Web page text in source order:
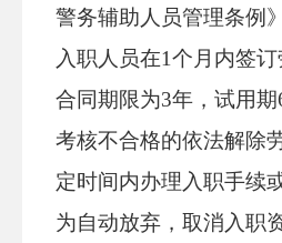
警务辅助人员管理条例
入职人员在1个月内签
合同期限为3年，试用
考核不合格的依法解除
定时间内办理入职手续
为自动放弃，取消入职